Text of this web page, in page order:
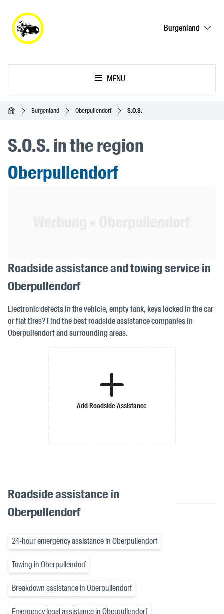
Burgenland
MENU
AccueilBurgenland Oberpullendorf S.O.S.
S.O.S. in the region
Oberpullendorf
Roadside assistance and towing service in
Oberpullendorf
Electronic defects in the vehicle, empty tank, keys locked in the car
or flat tires? Find the best roadside assistance companies in
Oberpullendorf and surrounding areas.
Add Roadside Assistance
Roadside assistance in
Oberpullendorf
24-hour emergency assistance in Oberpullendorf
Towing in Oberpullendorf
Breakdown assistance in Oberpullendorf
Emergency legal assistance in Oberpullendorf